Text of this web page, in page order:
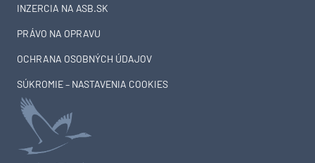
INZERCIA NA ASB.SK
PRÁVO NA OPRAVU
OCHRANA OSOBNÝCH ÚDAJOV
SÚKROMIE – NASTAVENIA COOKIES